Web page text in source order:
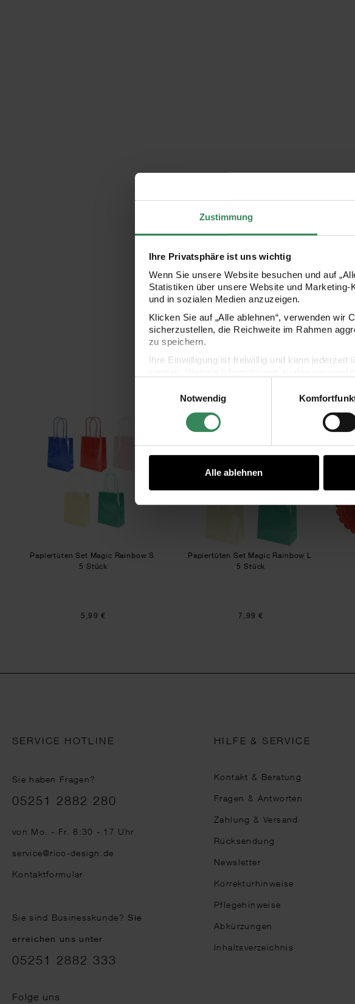
Zustimmung
Ihre Privatsphäre ist uns wichtig
Wenn Sie unsere Website besuchen und auf
Statistiken über unsere Website und
und in sozialen Medien anzuzeigen.
Klicken Sie auf „Alle ablehnen“, verwenden
sicherzustellen, die Reichweite im Rahmen
zu speichern.
Ihre Einwilligung ist freiwillig und kann jederzeit
Impressum
Datenschutz Vertrag
Notwendig
Alle ablehnen
Papiertüten Set Magic Rainbow S
Papiertüten Set Magic Rainbow S
5 Stück
5,99 €
Papiertüten Set Magic
Papiertüten Set Magic Rainbow L
5 Stück
7,99 €
SERVICE HOTLINE
Sie haben Fragen?
Telefonnummer
05251 2882 280
von Mo. - Fr. 8:30 - 17 Uhr
service@rico-design.de
Kontaktformular
Sie sind Businesskunde?Sie
erreichen uns unter
05251 2882 333
Folge uns
HILFE & SERVICE
Kontakt & Beratung
Fragen & Antworten
Zahlung & Versand
Rücksendung
Newsletter
Korrekturhinweise
Pflegehinweise
Abkürzungen
Inhaltsverzeichnis